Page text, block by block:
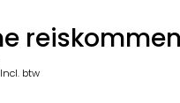
Incl. btw